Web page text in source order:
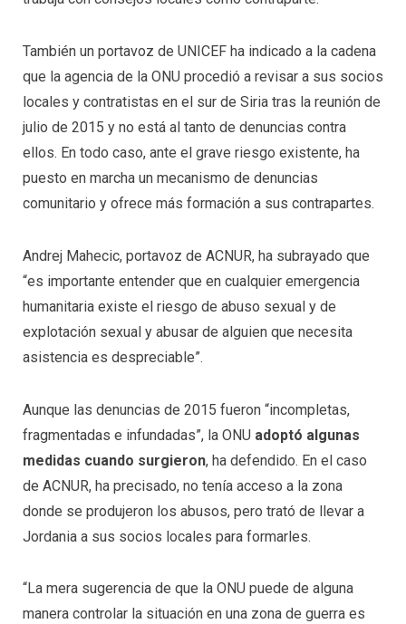
También un portavoz de UNICEF ha indicado a la cadena
que la agencia de la ONU procedió a revisar a sus socios
locales y contratistas en el sur de Siria tras la reunión de
julio de 2015 y no está al tanto de denuncias contra
ellos. En todo caso, ante el grave riesgo existente, ha
puesto en marcha un mecanismo de denuncias
comunitario y ofrece más formación a sus contrapartes.
Andrej Mahecic, portavoz de ACNUR, ha subrayado que
“es importante entender que en cualquier emergencia
humanitaria existe el riesgo de abuso sexual y de
explotación sexual y abusar de alguien que necesita
asistencia es despreciable”.
Aunque las denuncias de 2015 fueron “incompletas,
fragmentadas e infundadas”, la ONU adoptó algunas
medidas cuando surgieron, ha defendido. En el caso
de ACNUR, ha precisado, no tenía acceso a la zona
donde se produjeron los abusos, pero trató de llevar a
Jordania a sus socios locales para formarles.
“La mera sugerencia de que la ONU puede de alguna
manera controlar la situación en una zona de guerra es